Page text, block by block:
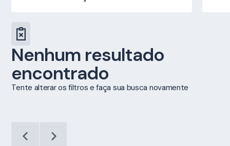
Nenhum resultado
encontrado
Tente alterar os filtros e faça sua busca novamente